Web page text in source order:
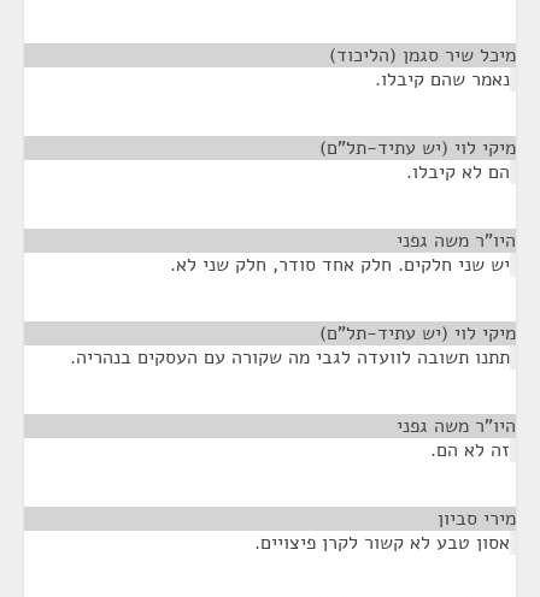
מיכל שיר סגמן (הליכוד)
נאמר שהם קיבלו.
מיקי לוי (יש עתיד-תל"ם)
הם לא קיבלו.
היו"ר משה גפני
יש שני חלקים. חלק אחד סודר, חלק שני לא.
מיקי לוי (יש עתיד-תל"ם)
תתנו תשובה לוועדה לגבי מה שקורה עם העסקים בנהריה.
היו"ר משה גפני
זה לא הם.
מירי סביון
אסון טבע לא קשור לקרן פיצויים.